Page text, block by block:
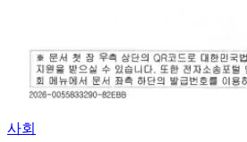
사회